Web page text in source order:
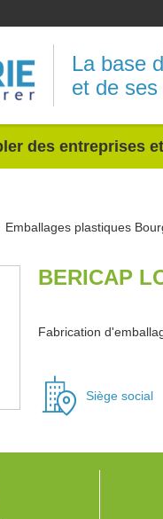
La base
et de
des
Emballages plastiques
BERICAP
Fabrication
Siège social